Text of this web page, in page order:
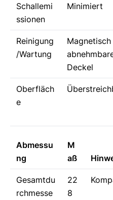
Schallemi
ssionen
Minimiert
Reinigung
/Wartung
Magnetisch
Deckel
Oberfläch
e
Abmessu
ng
M
aß
Gesamtdu
rchmesse
22
8